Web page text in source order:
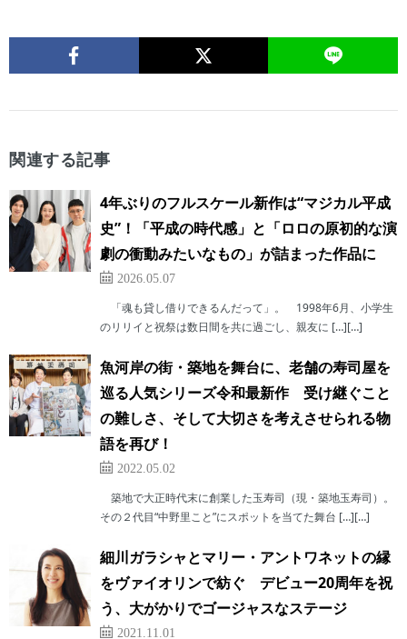
関連する記事
4年ぶりのフルスケール新作は“マジカル平成
史”！「平成の時代感」と「ロロの原初的な演
劇の衝動みたいなもの」が詰まった作品に
2026.05.07
「魂も貸し借りできるんだって」。 1998年6月、小学生
のリリイと祝祭は数日間を共に過ごし、親友に […][…]
魚河岸の街・築地を舞台に、老舗の寿司屋を
巡る人気シリーズ令和最新作 受け継ぐこと
の難しさ、そして大切さを考えさせられる物
語を再び！
2022.05.02
築地で大正時代末に創業した玉寿司（現・築地玉寿司）。
その２代目“中野里こと”にスポットを当てた舞台 […][…]
細川ガラシャとマリー・アントワネットの縁
をヴァイオリンで紡ぐ デビュー20周年を祝
う、大がかりでゴージャスなステージ
2021.11.01